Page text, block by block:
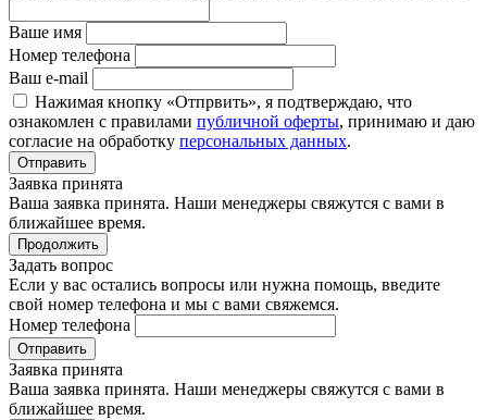
Ваше имя
Номер телефона
Ваш e-mail
Нажимая кнопку «Отпрвить», я подтверждаю, что
ознакомлен с правилами публичной оферты, принимаю и даю
согласие на обработку персональных данных.
Отправить
Заявка принята
Ваша заявка принята. Наши менеджеры свяжутся с вами в
ближайшее время.
Продолжить
Задать вопрос
Если у вас остались вопросы или нужна помощь, введите
свой номер телефона и мы с вами свяжемся.
Номер телефона
Отправить
Заявка принята
Ваша заявка принята. Наши менеджеры свяжутся с вами в
ближайшее время.